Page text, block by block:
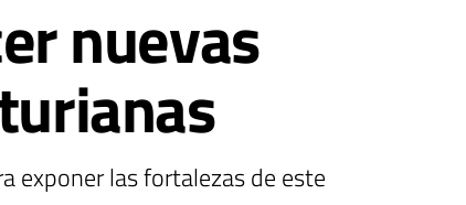
nuevas
exponer las fortalezas de este